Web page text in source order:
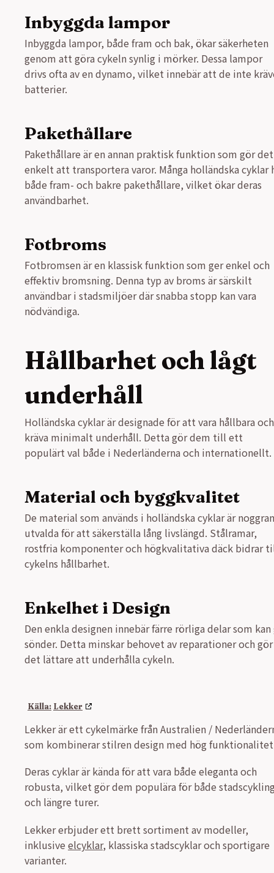
Inbyggda lampor
Inbyggda lampor, både fram och bak, ökar säkerheten
genom att göra cykeln synlig i mörker. Dessa lampor
drivs ofta av en dynamo, vilket innebär att de inte
batterier.
Pakethållare
Pakethållare är en annan praktisk funktion som gör det
enkelt att transportera varor. Många holländska cyklar
både fram- och bakre pakethållare, vilket ökar deras
användbarhet.
Fotbroms
Fotbromsen är en klassisk funktion som ger enkel och
effektiv bromsning. Denna typ av broms är särskilt
användbar i stadsmiljöer där snabba stopp kan vara
nödvändiga.
Hållbarhet och lågt
underhåll
Holländska cyklar är designade för att vara hållbara och
kräva minimalt underhåll. Detta gör dem till ett
populärt val både i Nederländerna och internationellt.
Material och byggkvalitet
De material som används i holländska cyklar är
utvalda för att säkerställa lång livslängd. Stålramar,
rostfria komponenter och högkvalitativa däck bidrar
cykelns hållbarhet.
Enkelhet i Design
Den enkla designen innebär färre rörliga delar som kan
sönder. Detta minskar behovet av reparationer och gör
det lättare att underhålla cykeln.
Lekker
Lekker är ett cykelmärke från Australien /
som kombinerar stilren design med hög
Deras cyklar är kända för att vara både eleganta och
robusta, vilket gör dem populära för både
och längre turer.
Lekker erbjuder ett brett sortiment av modeller,
inklusive elcyklar, klassiska stadscyklar och sportigare
varianter.